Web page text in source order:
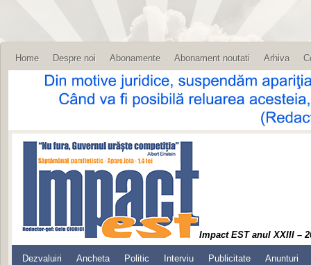
Home Despre noi Abonamente Abonament noutati Arhiva
Impact EST anul XXIII –
Dezvaluiri Ancheta Politic Interviu Publicitate Anunturi